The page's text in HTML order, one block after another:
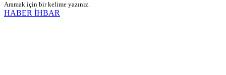
Aramak için bir kelime yazınız.
HABER İHBAR